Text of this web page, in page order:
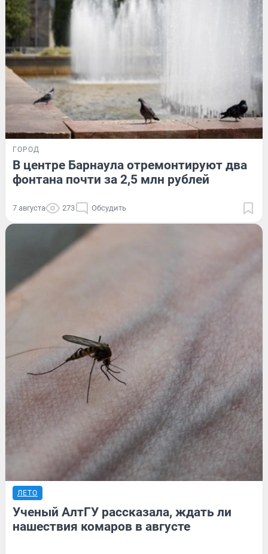
ГОРОД
В центре Барнаула отремонтируют два
фонтана почти за 2,5 млн рублей
7 августа 273 Обсудить
ЛЕТО
Ученый АлтГУ рассказала, ждать ли
нашествия комаров в августе